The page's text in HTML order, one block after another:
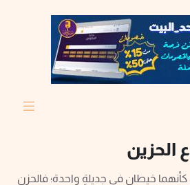
الحزين
خيطان في جديلةٍ واحدة؛ فالحزن